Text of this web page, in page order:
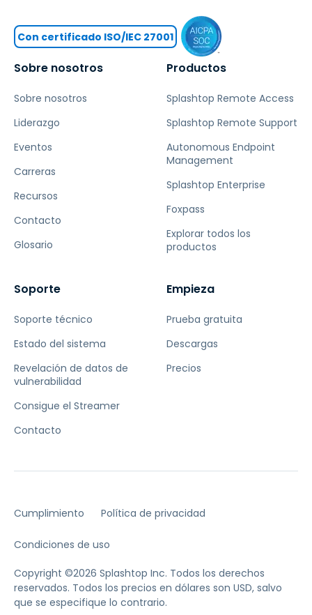
Sobre nosotros
Sobre nosotros
Liderazgo
Eventos
Carreras
Recursos
Contacto
Glosario
Productos
Splashtop Remote Access
Splashtop Remote Support
Autonomous Endpoint
Management
Splashtop Enterprise
Foxpass
Explorar todos los
productos
Soporte
Soporte técnico
Estado del sistema
Revelación de datos de
vulnerabilidad
Consigue el Streamer
Contacto
Empieza
Prueba gratuita
Descargas
Precios
Con certificado ISO/IEC 27001
Cumplimiento Política de privacidad
Condiciones de uso
Copyright ©2026 Splashtop Inc. Todos los derechos
reservados. Todos los precios en dólares son USD, salvo
que se especifique lo contrario.